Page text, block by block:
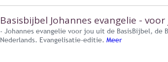
Basisbijbel Johannes evangelie - voor
- Johannes evangelie voor jou uit de BasisBijbel, de
Nederlands. Evangelisatie-editie. Meer